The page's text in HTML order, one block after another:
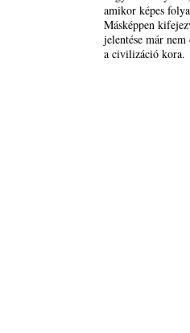
amikor képes
Másképpen
jelentése már
a civilizáció kora.